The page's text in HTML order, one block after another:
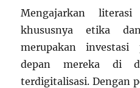
Mengajarkan
khususnya etika
merupakan
depan mereka di
terdigitalisasi. Dengan